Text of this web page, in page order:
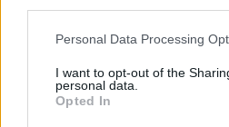
Personal Data Processing
I want to opt-out of the
personal data.
Opted In
να λέει την αλήθεια κι ας
Υπάρχει η συγγνώμη. Τα
κάνω άλλο παιδί. Ήθελε
Όταν έδινα ρούχα και